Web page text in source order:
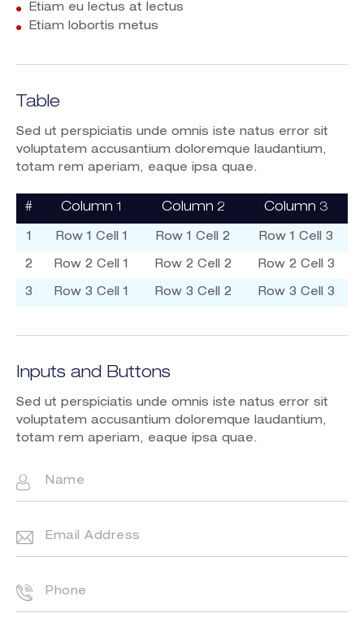
Etiam eu lectus at lectus
Etiam lobortis metus
Table
Sed ut perspiciatis unde omnis iste natus error sit
voluptatem accusantium doloremque laudantium,
totam rem aperiam, eaque ipsa quae.
# Column 1 Column 2 Column 3
1 Row 1 Cell 1 Row 1 Cell 2 Row 1 Cell 3
2 Row 2 Cell 1 Row 2 Cell 2 Row 2 Cell 3
3 Row 3 Cell 1 Row 3 Cell 2 Row 3 Cell 3
Inputs and Buttons
Sed ut perspiciatis unde omnis iste natus error sit
voluptatem accusantium doloremque laudantium,
totam rem aperiam, eaque ipsa quae.